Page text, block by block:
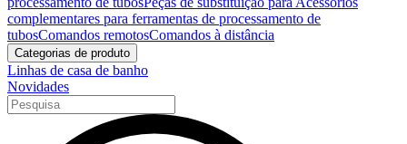
complementares para ferramentas de processamento de
tubosComandos remotosComandos à distância
Categorias de produto
Linhas de casa de banho
Novidades